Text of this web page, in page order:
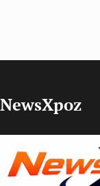
NewsXpoz